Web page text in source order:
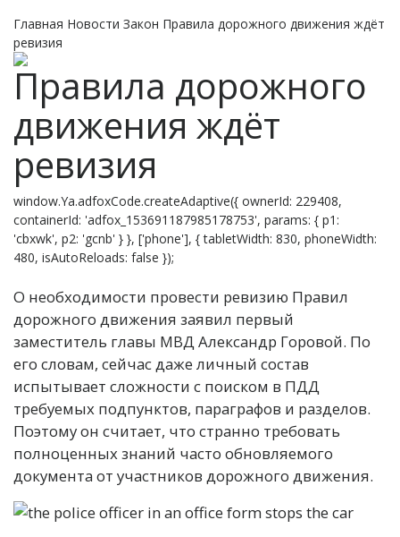
Главная Новости Закон Правила дорожного движения ждёт
ревизия
Правила дорожного
движения ждёт
ревизия
window.Ya.adfoxCode.createAdaptive({ ownerId: 229408,
containerId: 'adfox_153691187985178753', params: { p1:
'cbxwk', p2: 'gcnb' } }, ['phone'], { tabletWidth: 830, phoneWidth:
480, isAutoReloads: false });
О необходимости провести ревизию Правил
дорожного движения заявил первый
заместитель главы МВД Александр Горовой. По
его словам, сейчас даже личный состав
испытывает сложности с поиском в ПДД
требуемых подпунктов, параграфов и разделов.
Поэтому он считает, что странно требовать
полноценных знаний часто обновляемого
документа от участников дорожного движения.